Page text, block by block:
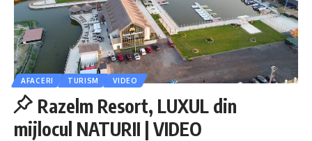
AFACERI TURISM VIDEO
Razelm Resort, LUXUL din
mijlocul NATURII | VIDEO